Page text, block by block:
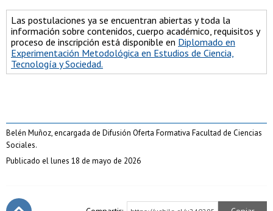
Las postulaciones ya se encuentran abiertas y toda la
información sobre contenidos, cuerpo académico, requisitos y
proceso de inscripción está disponible en Diplomado en
Experimentación Metodológica en Estudios de Ciencia,
Tecnología y Sociedad.
Belén Muñoz, encargada de Difusión Oferta Formativa Facultad de Ciencias
Sociales.
Publicado el lunes 18 de mayo de 2026